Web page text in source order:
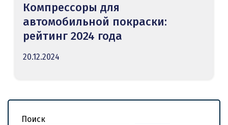
Компрессоры для
автомобильной покраски:
рейтинг 2024 года
20.12.2024
Поиск